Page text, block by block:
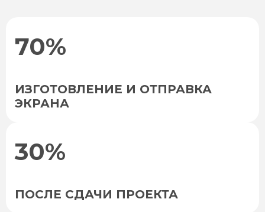
70%
ИЗГОТОВЛЕНИЕ И ОТПРАВКА
ЭКРАНА
30%
ПОСЛЕ СДАЧИ ПРОЕКТА